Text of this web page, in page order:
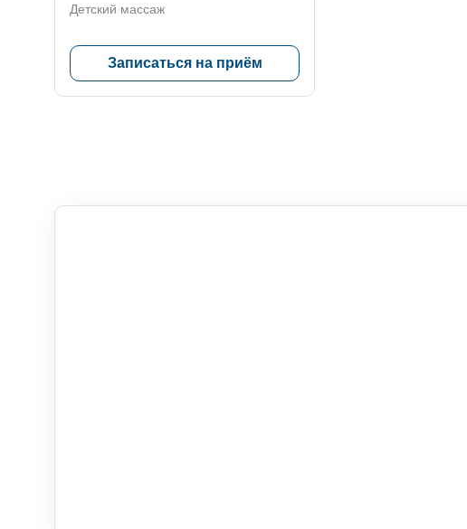
Детский массаж
Записаться на приём